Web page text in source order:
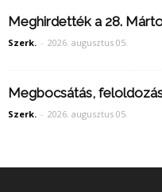
Meghirdették a 28.
Szerk. - 2026. augusztus 05.
Megbocsátás,
Szerk. - 2026. augusztus 05.